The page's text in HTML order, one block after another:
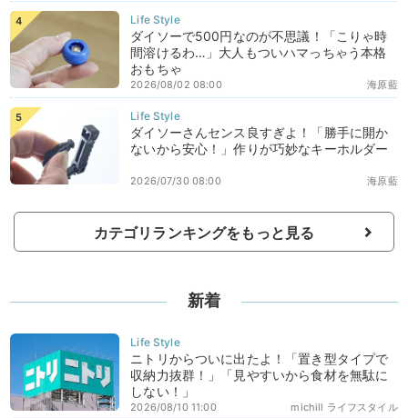
ダイソーで500円なのが不思議！「こりゃ時
間溶けるわ…」大人もついハマっちゃう本格
おもちゃ
海原藍
2026/08/02 08:00
ダイソーさんセンス良すぎよ！「勝手に開か
ないから安心！」作りが巧妙なキーホルダー
海原藍
2026/07/30 08:00
カテゴリランキングをもっと見る
新着
ニトリからついに出たよ！「置き型タイプで
収納力抜群！」「見やすいから食材を無駄に
しない！」
michill ライフスタイル
2026/08/10 11:00